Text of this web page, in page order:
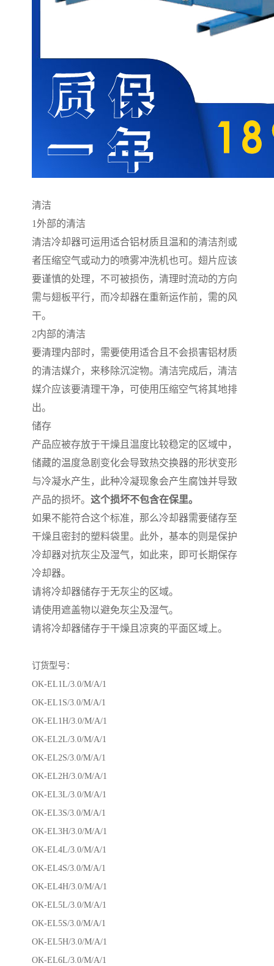
清洁
1外部的清洁
清洁冷却器可运用适合铝材质且温和的清洁剂或
者压缩空气或动力的喷雾冲洗机也可。翅片应该
要谨慎的处理，不可被损伤，清理时流动的方向
需与翅板平行，而冷却器在重新运作前，需的风
干。
2内部的清洁
要清理内部时，需要使用适合且不会损害铝材质
的清洁媒介，来移除沉淀物。清洁完成后，清洁
媒介应该要清理干净，可使用压缩空气将其地排
出。
储存
产品应被存放于干燥且温度比较稳定的区域中，
储藏的温度急剧变化会导致热交换器的形状变形
与冷凝水产生，此种冷凝现象会产生腐蚀并导致
产品的损坏。 这个损坏不包含在保里。
如果不能符合这个标准，那么冷却器需要储存至
干燥且密封的塑料袋里。此外，基本的则是保护
冷却器对抗灰尘及湿气，如此来，即可长期保存
冷却器。
请将冷却器储存于无灰尘的区域。
请使用遮盖物以避免灰尘及湿气。
请将冷却器储存于干燥且凉爽的平面区域上。
订货型号：
OK-EL1L/3.0/M/A/1
OK-EL1S/3.0/M/A/1
OK-EL1H/3.0/M/A/1
OK-EL2L/3.0/M/A/1
OK-EL2S/3.0/M/A/1
OK-EL2H/3.0/M/A/1
OK-EL3L/3.0/M/A/1
OK-EL3S/3.0/M/A/1
OK-EL3H/3.0/M/A/1
OK-EL4L/3.0/M/A/1
OK-EL4S/3.0/M/A/1
OK-EL4H/3.0/M/A/1
OK-EL5L/3.0/M/A/1
OK-EL5S/3.0/M/A/1
OK-EL5H/3.0/M/A/1
OK-EL6L/3.0/M/A/1